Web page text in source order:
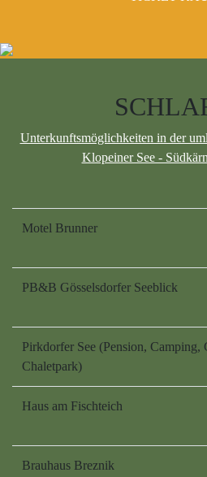
Unterkunftsmöglichkeiten in der
Klopeiner See -
Motel Brunner
PB&B Gösselsdorfer Seeblick
Pirkdorfer See (Pension, Camping,
Chaletpark)
Haus am Fischteich
Brauhaus Breznik